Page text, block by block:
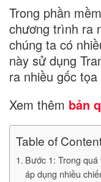
Trong phần
chương trình ra
chúng ta có
này sử dụng
ra nhiều gốc
Xem thêm bản
Table of
Bước 1: Trong
áp dụng nhiều